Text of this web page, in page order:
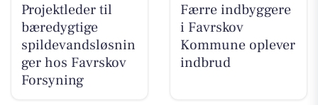
Projektleder til
bæredygtige
spildevandsløsnin
ger hos Favrskov
Forsyning
Færre indbyggere
i Favrskov
Kommune oplever
indbrud